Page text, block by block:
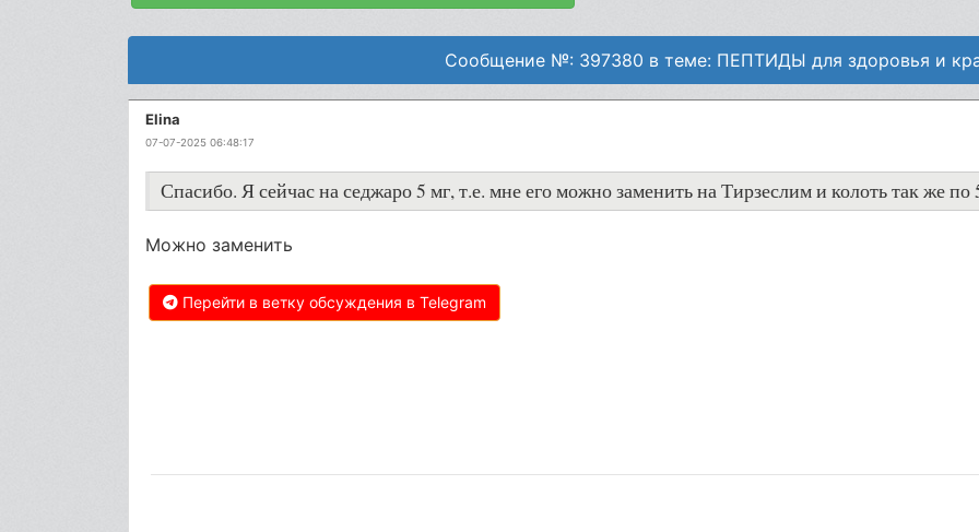
Сообщение №: 397380 в теме: ПЕПТИДЫ для здоровья и
Elina
07-07-2025 06:48:17
Спасибо. Я сейчас на седжаро 5 мг, т.е. мне его можно заменить на Тирзеслим и колоть так же по
Можно заменить
Перейти в ветку обсуждения в Telegram